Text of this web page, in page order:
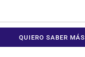
QUIERO SABER MÁS